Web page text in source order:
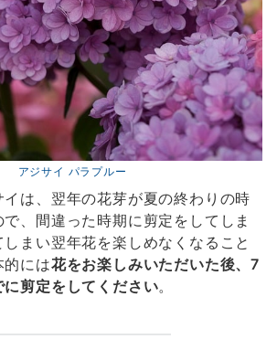
アジサイ パラプルー
は、翌年の花芽が夏の終わりの時
、間違った時期に剪定をしてしま
まい翌年花を楽しめなくなること
的には花をお楽しみいただいた後、7
に剪定をしてください。